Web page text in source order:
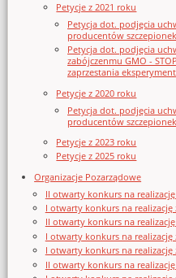
Petycje z 2021 roku
Petycja dot. podjęcia
producentów
Petycja dot. podjęcia
zabójczenmu GMO -
zaprzestania
Petycje z 2020 roku
Petycja dot. podjęcia
producentów
Petycje z 2023 roku
Petycje z 2025 roku
Organizacje Pozarządowe
II otwarty konkurs na
I otwarty konkurs na
II otwarty konkurs na
I otwarty konkurs na
I otwarty konkurs na
II otwarty konkurs na